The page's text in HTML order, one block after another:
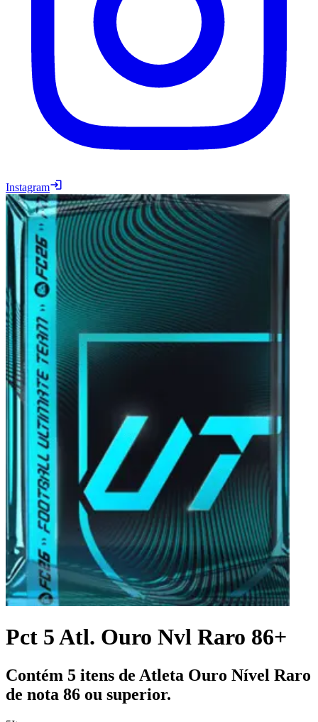
Instagram
Pct 5 Atl. Ouro Nvl Raro 86+
Contém 5 itens de Atleta Ouro Nível Raro
de nota 86 ou superior.